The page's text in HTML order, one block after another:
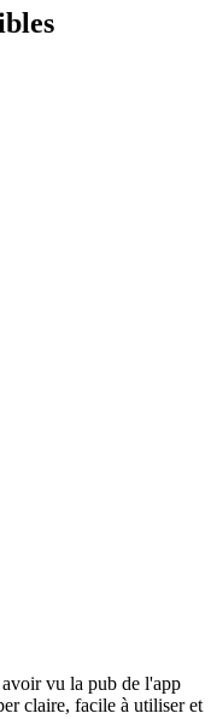
vu la pub de l'app
claire, facile à utiliser et